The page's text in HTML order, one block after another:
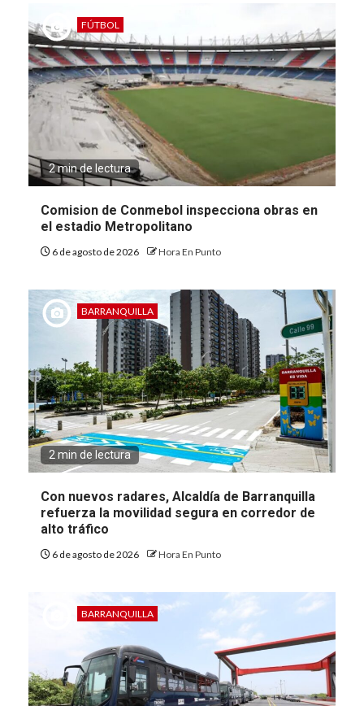
FÚTBOL
2 min de lectura
Comision de Conmebol inspecciona obras en
el estadio Metropolitano
6 de agosto de 2026 Hora En Punto
BARRANQUILLA
2 min de lectura
Con nuevos radares, Alcaldía de Barranquilla
refuerza la movilidad segura en corredor de
alto tráfico
6 de agosto de 2026 Hora En Punto
BARRANQUILLA